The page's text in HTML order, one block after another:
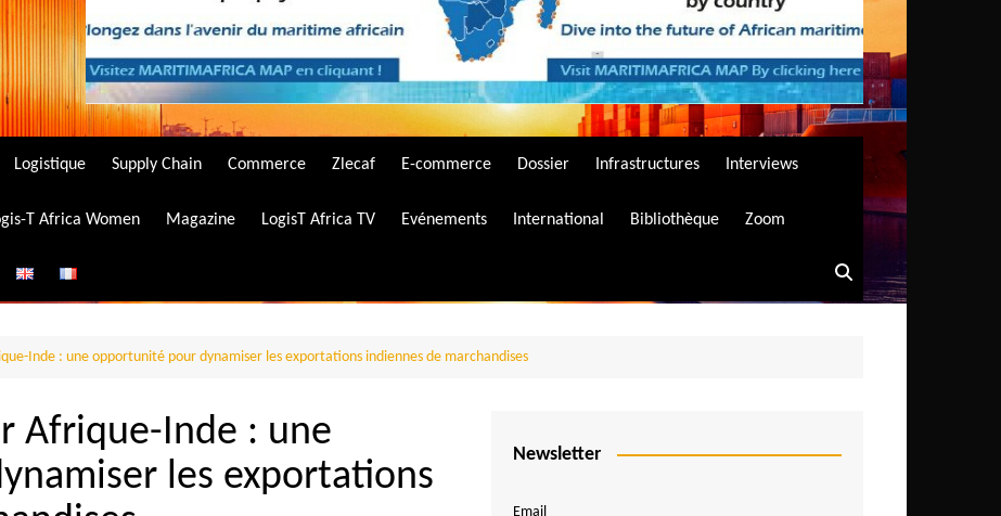
Logistique Supply Chain Commerce Zlecaf E-commerce Dossier Infrastructures Interviews
T Africa Women Magazine LogisT Africa TV Evénements International Bibliothèque Zoom
Inde : une opportunité pour dynamiser les exportations indiennes de marchandises
Afrique-Inde : une
les exportations
Newsletter
Email